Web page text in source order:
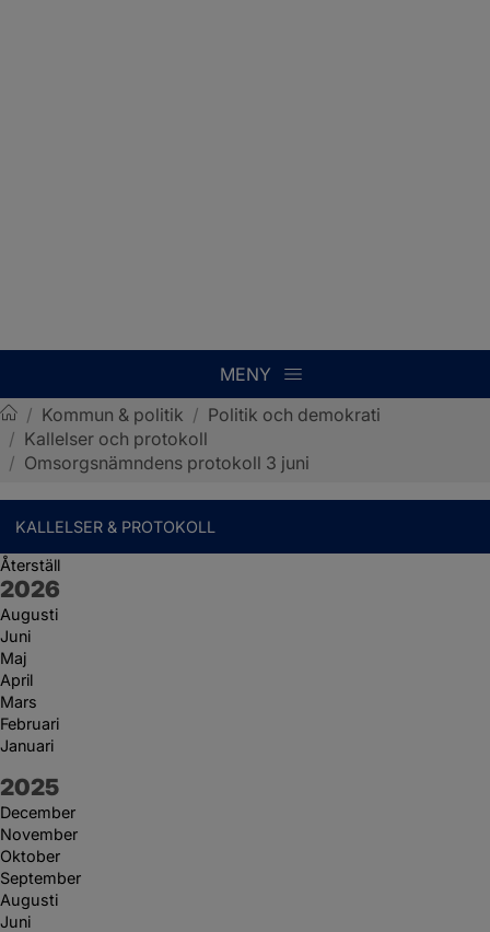
MENY
Sotenäs kommun
/ Kommun & politik / Politik och demokrati
/ Kallelser och protokoll
/ Omsorgsnämndens protokoll 3 juni
KALLELSER & PROTOKOLL
Återställ
År:
2026
Augusti
Juni
Maj
April
Mars
Februari
Januari
År:
2025
December
November
Oktober
September
Augusti
Juni